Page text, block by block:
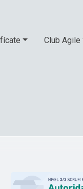
Club Agile